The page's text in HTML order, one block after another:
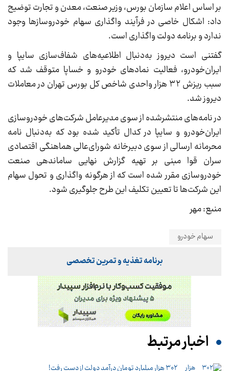
بر اساس اعلام سازمان بورس، وزیر صنعت، معدن و تجارت توضیح
داد: اشکال خاصی در فرآیند واگذاری سهام خودروسازها وجود
ندارد و برنامه دولت واگذاری است.
گفتنی است دیروز به‌دنبال اطلاعیه‌های شفاف‌سازی سایپا و
ایران‌خودرو، فعالیت نمادهای خودرو و خساپا متوقف شد که
سبب ریزش ۳۲ هزار واحدی شاخص کل بورس تهران در معاملات
دیروز شد.
در نامه‌های منتشرشده از سوی مدیرعامل شرکت‌های خودروسازی
ایران‌خودرو و سایپا در کدال تأکید شده بود که به‌دنبال نامه
محرمانه ارسالی از سوی دبیرخانه شورای‌عالی هماهنگی اقتصادی
سران قوا مبنی بر تهیه گزارش نهایی ساماندهی صنعت
خودروسازی مقرر شده است که از هرگونه واگذاری و تحول سهام
این شرکت‌ها تا تعیین تکلیف این طرح جلوگیری شود.
منبع: مهر
سهام خودرو
برنامه تغذیه و تمرین تخصصی
اخبار مرتبط
۳۰۲ هزار میلیارد تومان درآمد دولت از دست رفت!